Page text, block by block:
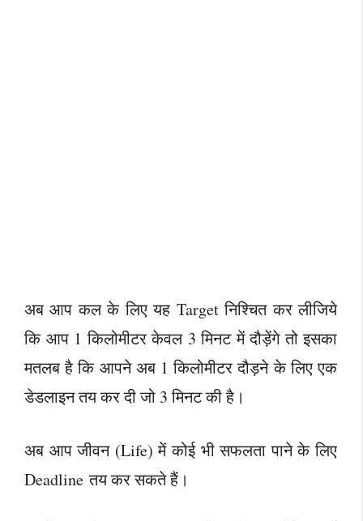
अब आप कल के लिए यह Target निश्चित कर लीजिये
कि आप 1 किलोमीटर केवल 3 मिनट में दौड़ेंगे तो इसका
मतलब है कि आपने अब 1 किलोमीटर दौड़ने के लिए एक
डेडलाइन तय कर दी जो 3 मिनट की है।
अब आप जीवन (Life) में कोई भी सफलता पाने के लिए
Deadline तय कर सकते हैं।